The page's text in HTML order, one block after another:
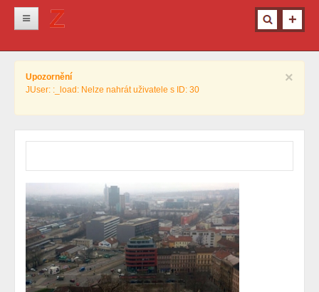
Krimi
Info z města
×
Upozornění
JUser: :_load: Nelze nahrát uživatele s ID: 30